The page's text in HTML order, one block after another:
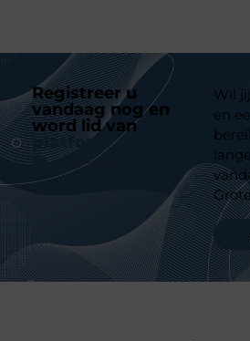
Registreer u
vandaag nog en
word lid van
platform
Wil
en